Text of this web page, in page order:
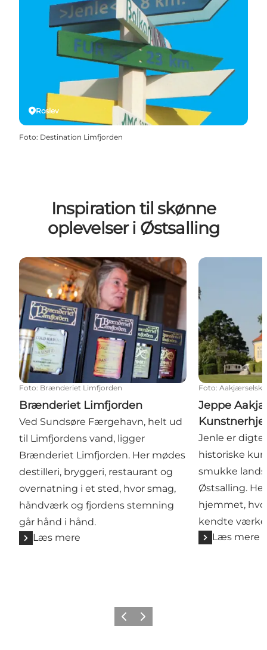
Roslev
Foto: Destination Limfjorden
Inspiration til skønne
oplevelser i Østsalling
Brænderiet Limfjorden
Foto: Brænderiet Limfjorden
Brænderiet Limfjorden
Ved Sundsøre Færgehavn, helt ud
til Limfjordens vand, ligger
Brænderiet Limfjorden. Her mødes
destilleri, bryggeri, restaurant og
overnatning i et sted, hvor smag,
håndværk og fjordens stemning
går hånd i hånd.
Læs mere
Jeppe
Foto:
Jeppe
Jenle er
historiske
smukke
Østsalling.
hjemmet,
kendte
Læs mere
Forrige billede
Næste billede